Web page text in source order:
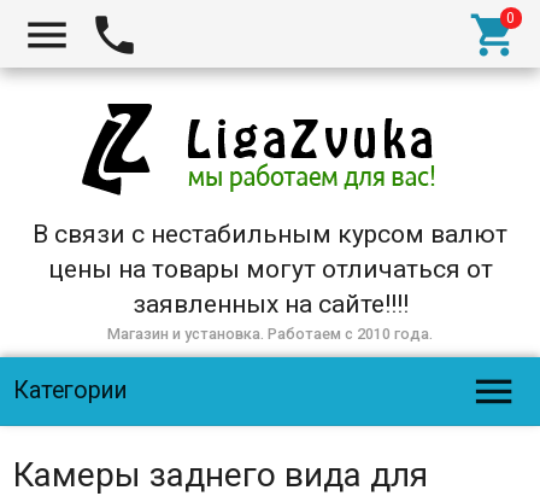
  
В связи с нестабильным курсом валют
цены на товары могут отличаться от
заявленных на сайте!!!!
Магазин и установка. Работаем с 2010 года.
Категории 
Камеры заднего вида для